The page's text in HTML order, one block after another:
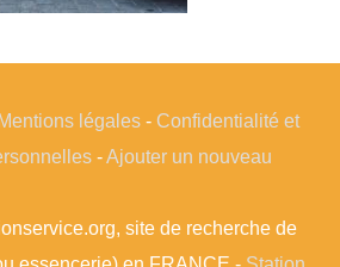
légales- Confidentialité et
-Ajouter un nouveau
site de recherche de